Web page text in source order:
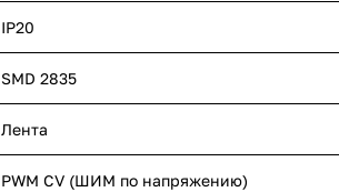
IP20
SMD 2835
Лента
PWM СV (ШИМ по напряжению)